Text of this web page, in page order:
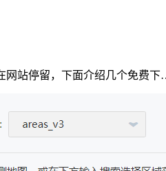
网站停留，下面介绍几个免费